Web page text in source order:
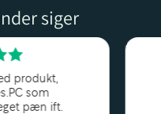
siger
produkt,
som
pæn ift.